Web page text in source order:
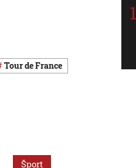
Tour de France
Šport